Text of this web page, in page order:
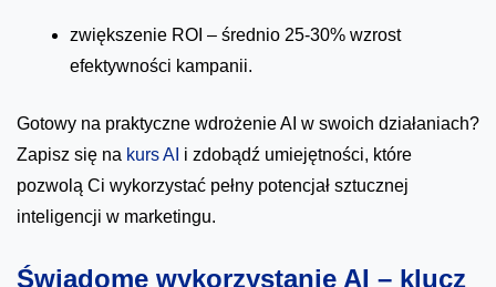
zwiększenie ROI – średnio 25-30% wzrost
efektywności kampanii.
Gotowy na praktyczne wdrożenie AI w swoich działaniach?
Zapisz się na kurs AI i zdobądź umiejętności, które
pozwolą Ci wykorzystać pełny potencjał sztucznej
inteligencji w marketingu.
Świadome wykorzystanie AI – klucz